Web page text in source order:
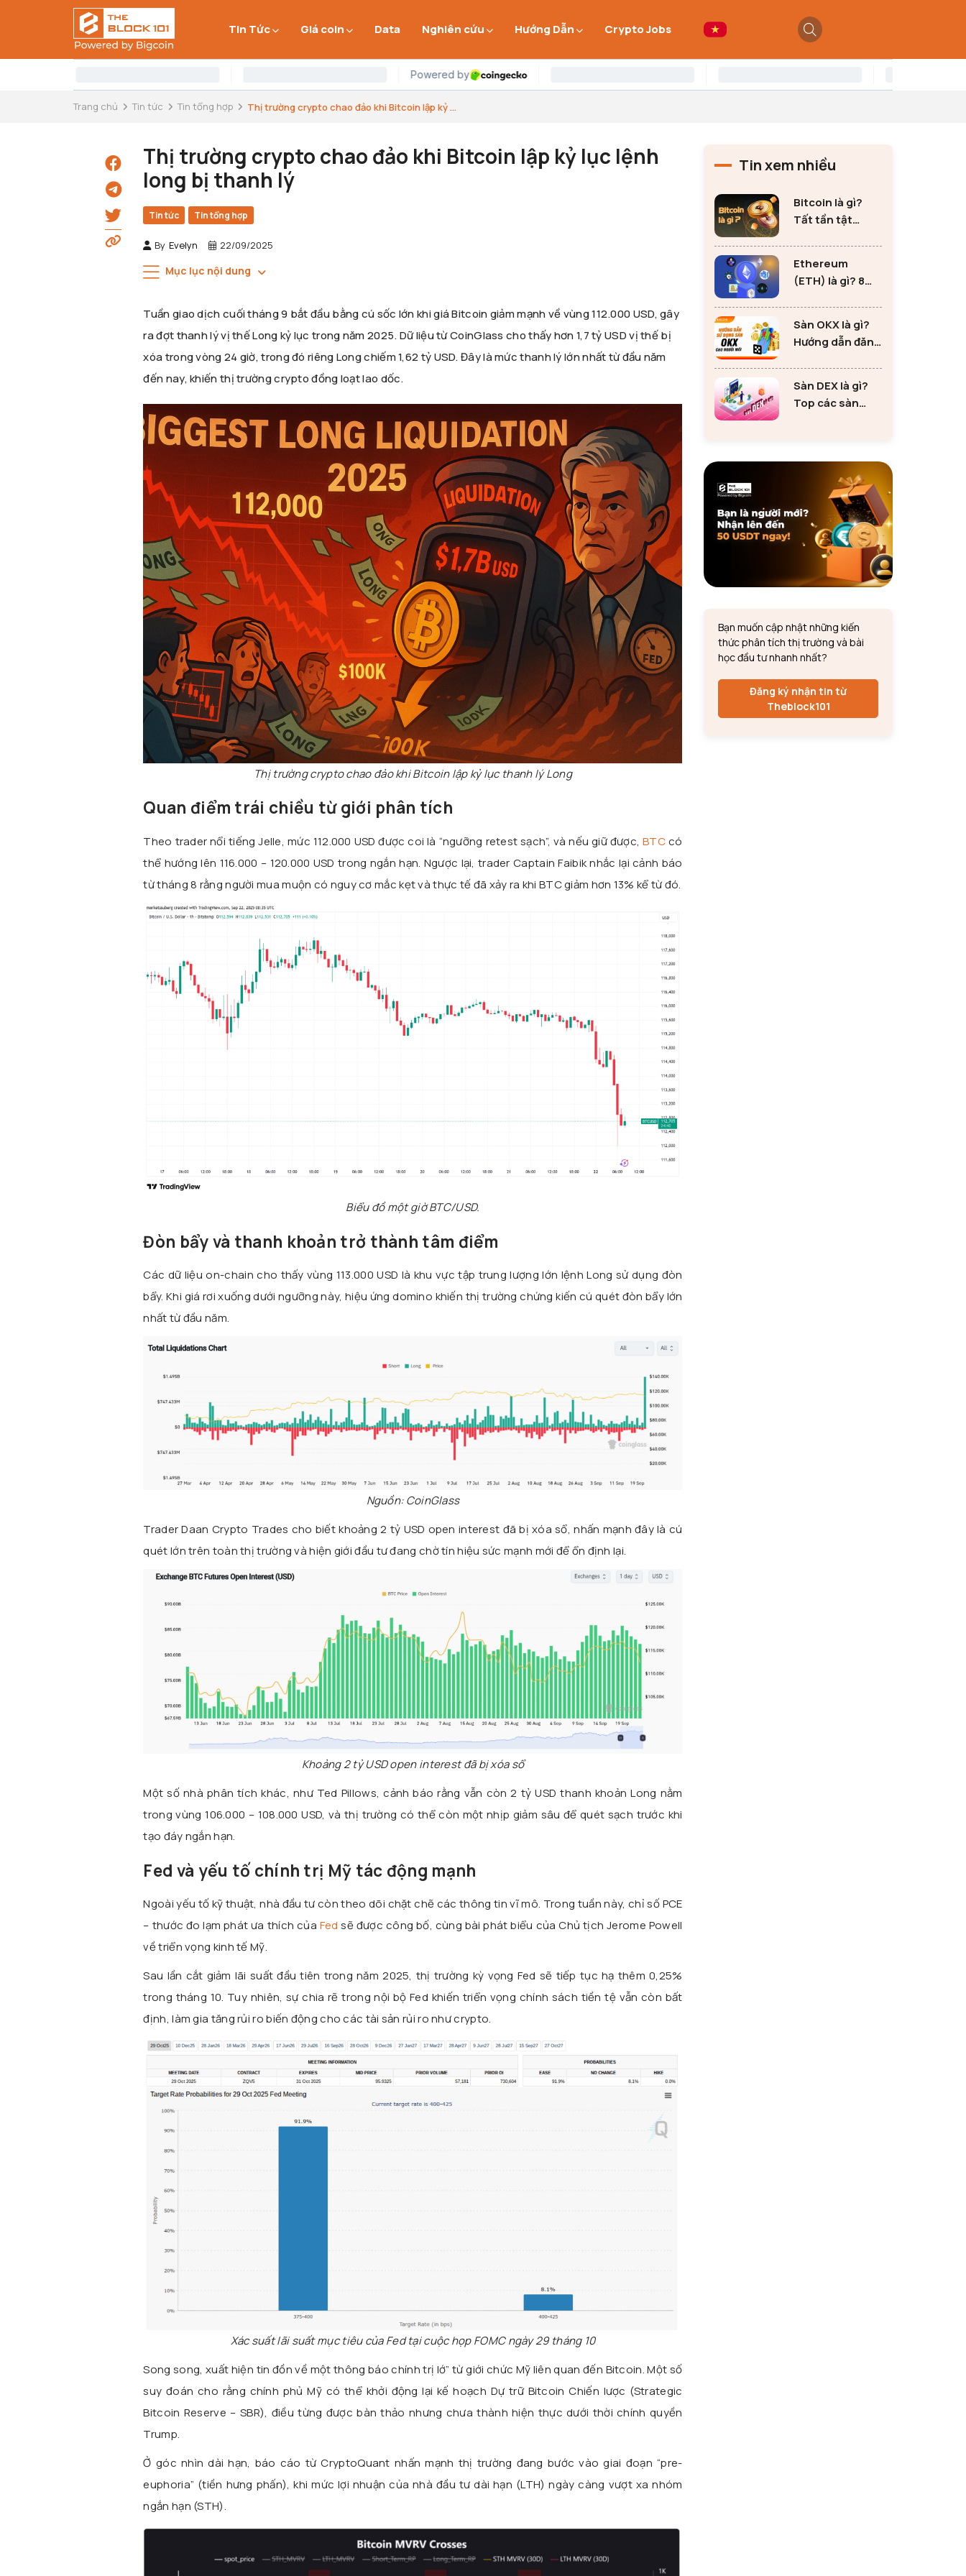
Tin Tức Giá coin Data Nghiên cứu Hướng Dẫn Crypto Jobs
Trang chủ Tin tức Tin tổng hợp Thị trường crypto chao đảo khi Bitcoin lập kỷ ...
Thị trường crypto chao đảo khi Bitcoin lập kỷ lục lệnh
long bị thanh lý
Tin tức Tin tổng hợp
By Evelyn 22/09/2025
Mục lục nội dung
Tuần giao dịch cuối tháng 9 bắt đầu bằng cú sốc lớn khi giá Bitcoin giảm mạnh về vùng 112.000 USD, gây
ra đợt thanh lý vị thế Long kỷ lục trong năm 2025. Dữ liệu từ CoinGlass cho thấy hơn 1,7 tỷ USD vị thế bị
xóa trong vòng 24 giờ, trong đó riêng Long chiếm 1,62 tỷ USD. Đây là mức thanh lý lớn nhất từ đầu năm
đến nay, khiến thị trường crypto đồng loạt lao dốc.
Thị trường crypto chao đảo khi Bitcoin lập kỷ lục thanh lý Long
Quan điểm trái chiều từ giới phân tích
Theo trader nổi tiếng Jelle, mức 112.000 USD được coi là “ngưỡng retest sạch”, và nếu giữ được,BTCcó
thể hướng lên 116.000 – 120.000 USD trong ngắn hạn. Ngược lại, trader Captain Faibik nhắc lại cảnh báo
từ tháng 8 rằng người mua muộn có nguy cơ mắc kẹt và thực tế đã xảy ra khi BTC giảm hơn 13% kể từ đó.
Biểu đồ một giờ BTC/USD.
Đòn bẩy và thanh khoản trở thành tâm điểm
Các dữ liệu on-chain cho thấy vùng 113.000 USD là khu vực tập trung lượng lớn lệnh Long sử dụng đòn
bẩy. Khi giá rơi xuống dưới ngưỡng này, hiệu ứng domino khiến thị trường chứng kiến cú quét đòn bẩy lớn
nhất từ đầu năm.
Nguồn: CoinGlass
Trader Daan Crypto Trades cho biết khoảng 2 tỷ USD open interest đã bị xóa sổ, nhấn mạnh đây là cú
quét lớn trên toàn thị trường và hiện giới đầu tư đang chờ tín hiệu sức mạnh mới để ổn định lại.
Khoảng 2 tỷ USD open interest đã bị xóa sổ
Một số nhà phân tích khác, như Ted Pillows, cảnh báo rằng vẫn còn 2 tỷ USD thanh khoản Long nằm
trong vùng 106.000 – 108.000 USD, và thị trường có thể còn một nhịp giảm sâu để quét sạch trước khi
tạo đáy ngắn hạn.
Fed và yếu tố chính trị Mỹ tác động mạnh
Ngoài yếu tố kỹ thuật, nhà đầu tư còn theo dõi chặt chẽ các thông tin vĩ mô. Trong tuần này, chỉ số PCE
– thước đo lạm phát ưa thích của Fed sẽ được công bố, cùng bài phát biểu của Chủ tịch Jerome Powell
về triển vọng kinh tế Mỹ.
Sau lần cắt giảm lãi suất đầu tiên trong năm 2025, thị trường kỳ vọng Fed sẽ tiếp tục hạ thêm 0,25%
trong tháng 10. Tuy nhiên, sự chia rẽ trong nội bộ Fed khiến triển vọng chính sách tiền tệ vẫn còn bất
định, làm gia tăng rủi ro biến động cho các tài sản rủi ro như crypto.
Xác suất lãi suất mục tiêu của Fed tại cuộc họp FOMC ngày 29 tháng 10
Song song, xuất hiện tin đồn về một thông báo chính trị lớ” từ giới chức Mỹ liên quan đến Bitcoin. Một số
suy đoán cho rằng chính phủ Mỹ có thể khởi động lại kế hoạch Dự trữ Bitcoin Chiến lược (Strategic
Bitcoin Reserve – SBR), điều từng được bàn thảo nhưng chưa thành hiện thực dưới thời chính quyền
Trump.
Ở góc nhìn dài hạn, báo cáo từ CryptoQuant nhấn mạnh thị trường đang bước vào giai đoạn “pre-
euphoria” (tiền hưng phấn), khi mức lợi nhuận của nhà đầu tư dài hạn (LTH) ngày càng vượt xa nhóm
ngắn hạn (STH).
Tin xem nhiều
Bitcoin là gì?
Tất tần tật
Bitcoin
Ethereum
(ETH) là gì? 8
tư Ethereum
Sàn OKX là gì?
Hướng dẫn đăng
mới
Sàn DEX là gì?
Top các sàn
Bạn muốn cập nhật những kiến
thức phân tích thị trường và bài
học đầu tư nhanh nhất?
Đăng ký nhận tin từ
Theblock101